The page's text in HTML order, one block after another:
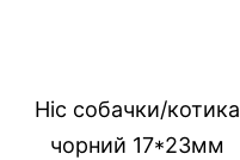
Ніс собачки/котика
чорний 17*23мм